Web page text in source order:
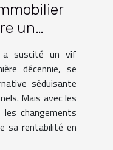
un
en
a suscité un vif
décennie, se
séduisante
Mais avec les
changements
sa rentabilité en